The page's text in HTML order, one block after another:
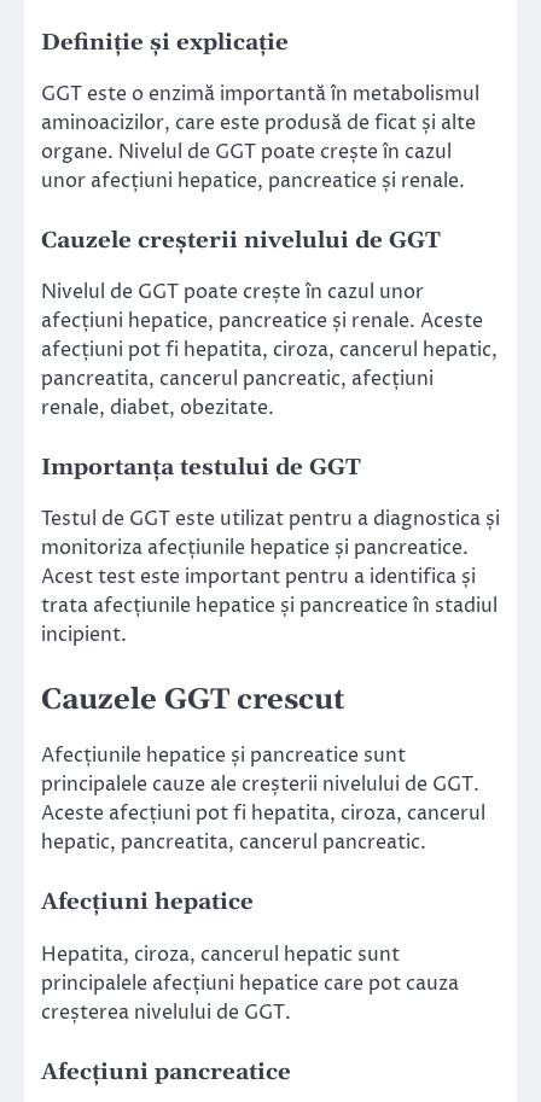
Definiție și explicație
GGT este o enzimă importantă în metabolismul
aminoacizilor, care este produsă de ficat și alte
organe. Nivelul de GGT poate crește în cazul
unor afecțiuni hepatice, pancreatice și renale.
Cauzele creșterii nivelului de GGT
Nivelul de GGT poate crește în cazul unor
afecțiuni hepatice, pancreatice și renale. Aceste
afecțiuni pot fi hepatita, ciroza, cancerul hepatic,
pancreatita, cancerul pancreatic, afecțiuni
renale, diabet, obezitate.
Importanța testului de GGT
Testul de GGT este utilizat pentru a diagnostica și
monitoriza afecțiunile hepatice și pancreatice.
Acest test este important pentru a identifica și
trata afecțiunile hepatice și pancreatice în stadiul
incipient.
Cauzele GGT crescut
Afecțiunile hepatice și pancreatice sunt
principalele cauze ale creșterii nivelului de GGT.
Aceste afecțiuni pot fi hepatita, ciroza, cancerul
hepatic, pancreatita, cancerul pancreatic.
Afecțiuni hepatice
Hepatita, ciroza, cancerul hepatic sunt
principalele afecțiuni hepatice care pot cauza
creșterea nivelului de GGT.
Afecțiuni pancreatice